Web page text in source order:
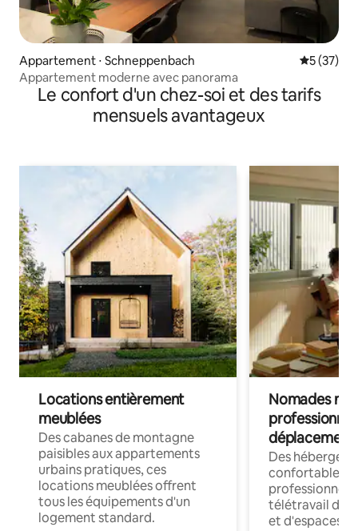
Appartement ⋅ Schneppenbach
5 (37)
Appartement moderne avec panorama
Le confort d'un chez-soi et des tarifs
mensuels avantageux
Locations entièrement
meublées
Des cabanes de montagne
paisibles aux appartements
urbains pratiques, ces
locations meublées offrent
tous les équipements d'un
logement standard.
Nomades
déplacement
Des
confortables
professionnels
télétravail
et d'espaces